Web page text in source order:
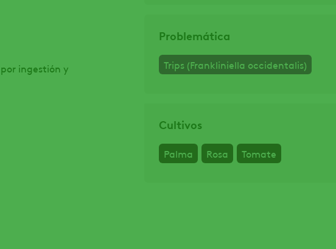
ingestión y
Problemática
Trips (Frankliniella occidentalis)
Cultivos
Palma Rosa Tomate